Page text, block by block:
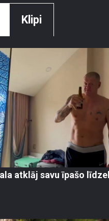
Klipi
atklāj savu īpašo